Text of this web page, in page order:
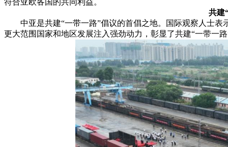
符合亚欧各国的共同利益。
共建
中亚是共建“一带一路”倡议的首倡之地。国际观察人士表
更大范围国家和地区发展注入强劲动力，彰显了共建“一带一